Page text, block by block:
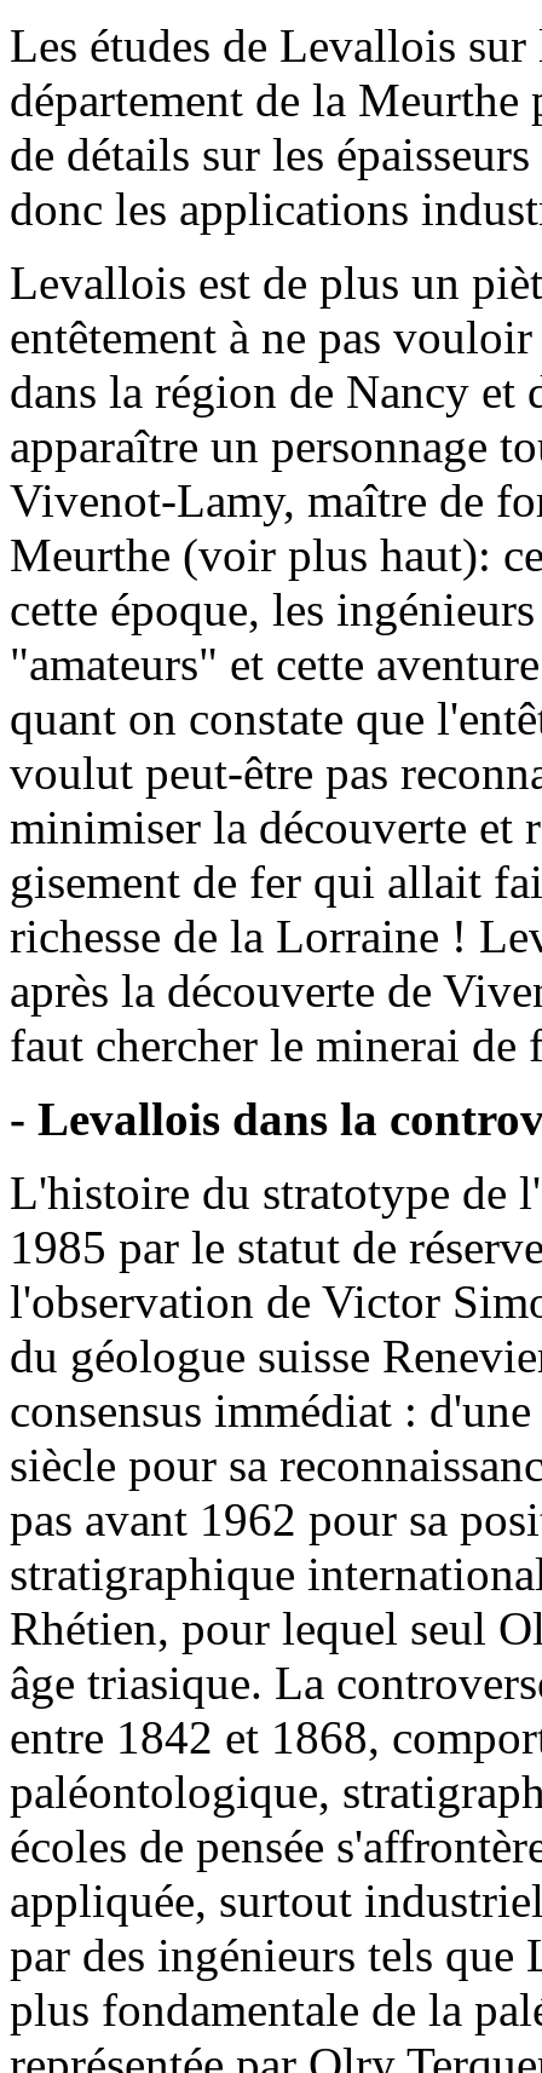
Les études de Levallois
département de la Meurthe
de détails sur les
donc les applications
Levallois est de plus un
entêtement à ne pas
dans la région de Nancy et
apparaître un personnage
Vivenot-Lamy, maître de
Meurthe (voir plus haut):
cette époque, les
"amateurs" et cette
quant on constate que
voulut peut-être pas
minimiser la découverte et
gisement de fer qui allait
richesse de la Lorraine !
après la découverte de
faut chercher le minerai de
- Levallois dans la
L'histoire du stratotype de
1985 par le statut de
l'observation de Victor
du géologue suisse
consensus immédiat :
siècle pour sa
pas avant 1962 pour sa
stratigraphique
Rhétien, pour lequel seul
âge triasique. La
entre 1842 et 1868,
paléontologique,
écoles de pensée
appliquée, surtout
par des ingénieurs tels
plus fondamentale de la